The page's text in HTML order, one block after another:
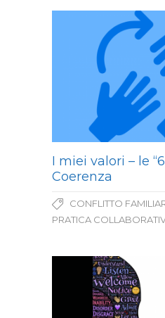
I miei valori – le “6
Coerenza
CONFLITTO
PRATICA